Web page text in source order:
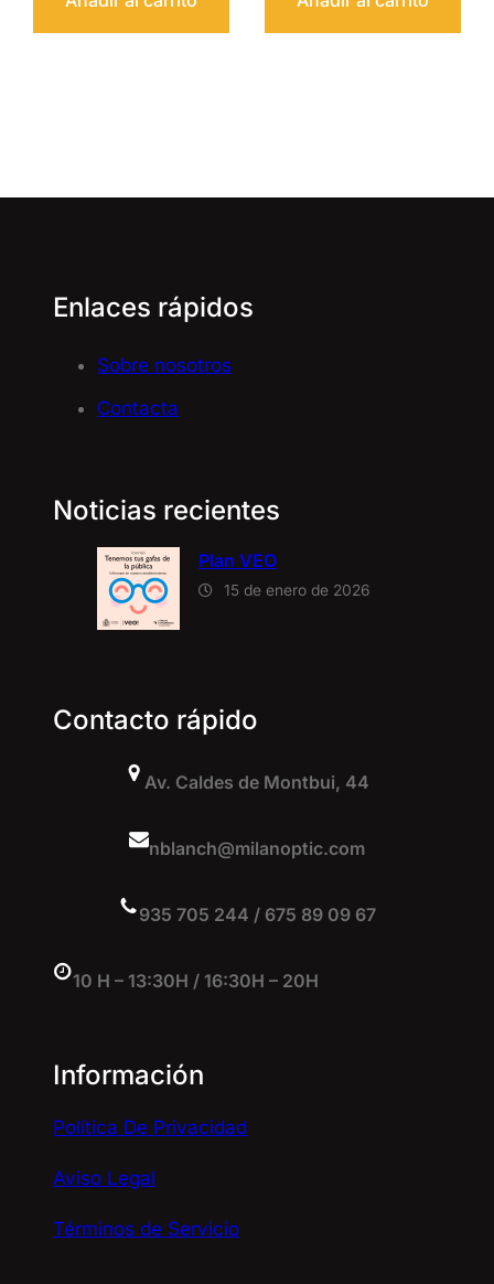
Enlaces rápidos
Sobre nosotros
Contacta
Noticias recientes
Plan VEO
15 de enero de 2026
Contacto rápido
Av. Caldes de Montbui, 44
nblanch@milanoptic.com
935 705 244 / 675 89 09 67
10 H – 13:30H / 16:30H – 20H
Información
Política De Privacidad
Aviso Legal
Términos de Servicio